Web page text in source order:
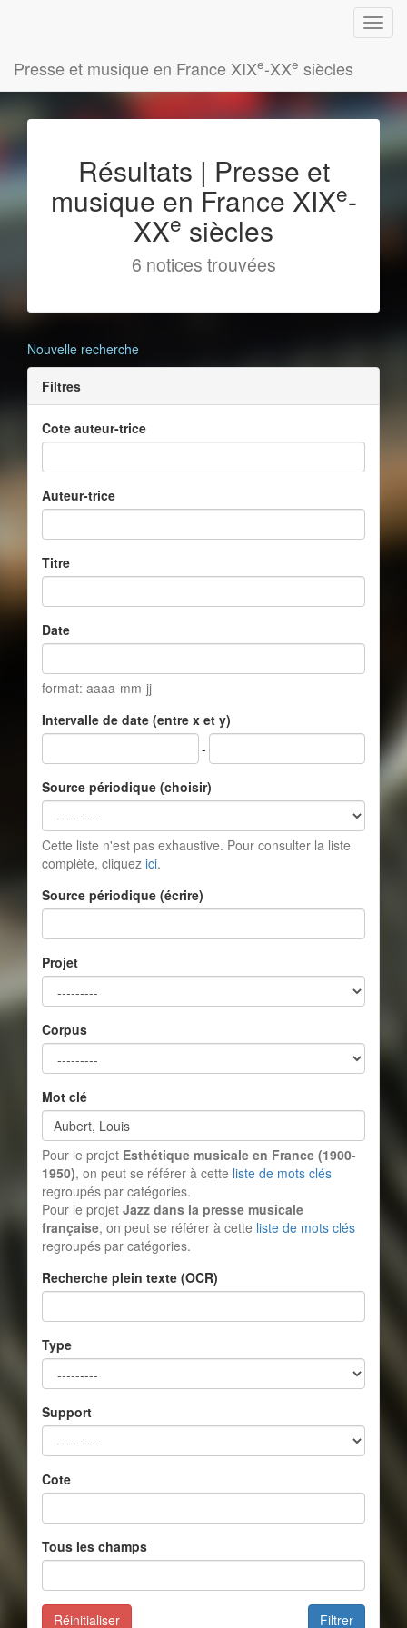
Presse et musique en France XIXe-XXe siècles
Résultats | Presse et
musique en France XIXe-
XXe siècles
6 notices trouvées
Nouvelle recherche
Filtres
Cote auteur-trice
Auteur-trice
Titre
Date
format: aaaa-mm-jj
Intervalle de date (entre x et y)
-
Source périodique (choisir)
Cette liste n'est pas exhaustive. Pour consulter la liste
complète, cliquez ici.
Source périodique (écrire)
Projet
Corpus
Mot clé
Pour le projet Esthétique musicale en France (1900-
1950), on peut se référer à cette liste de mots clés
regroupés par catégories.
Pour le projet Jazz dans la presse musicale
française, on peut se référer à cette liste de mots clés
regroupés par catégories.
Recherche plein texte (OCR)
Type
Support
Cote
Tous les champs
Filtrer
Réinitialiser